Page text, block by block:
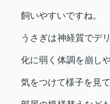
飼いやすいですね。
うさぎは神経質でデ
化に弱く体調を崩し
気をつけて様子を見